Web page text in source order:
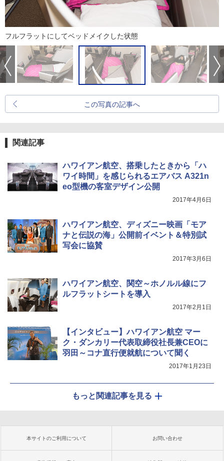
フルフラットにしてベッドメイクした状態
この写真の記事へ
関連記事
ハワイアン航空、搭乗したときから「ハ
ワイ時間」を感じられるエアバス A321n
eo型機の客室デザイン公開
2017年4月6日
ハワイアン航空、ディズニー映画「モア
ナと伝説の海」公開前イベント＆特別試
写会に協賛
2017年3月6日
ハワイアン航空、関空～ホノルル線にフ
ルフラットシートを導入
2017年2月1日
【インタビュー】ハワイアン航空 マー
ク・ダンカリー代表取締役社長兼CEOに
羽田～コナ直行便就航について聞く
2017年1月23日
もっと関連記事を見る
本サイトのご利用について お問い合わせ